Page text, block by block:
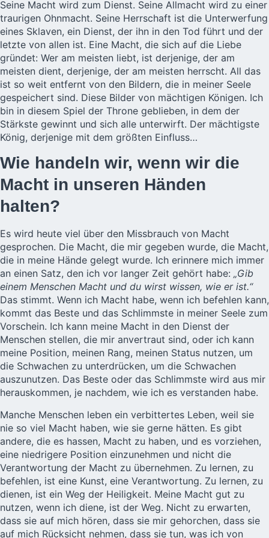
Seine Macht wird zum Dienst. Seine Allmacht wird zu einer
traurigen Ohnmacht. Seine Herrschaft ist die Unterwerfung
eines Sklaven, ein Dienst, der ihn in den Tod führt und der
letzte von allen ist. Eine Macht, die sich auf die Liebe
gründet: Wer am meisten liebt, ist derjenige, der am
meisten dient, derjenige, der am meisten herrscht. All das
ist so weit entfernt von den Bildern, die in meiner Seele
gespeichert sind. Diese Bilder von mächtigen Königen. Ich
bin in diesem Spiel der Throne geblieben, in dem der
Stärkste gewinnt und sich alle unterwirft. Der mächtigste
König, derjenige mit dem größten Einfluss…
Wie handeln wir, wenn wir die
Macht in unseren Händen
halten?
Es wird heute viel über den Missbrauch von Macht
gesprochen. Die Macht, die mir gegeben wurde, die Macht,
die in meine Hände gelegt wurde. Ich erinnere mich immer
an einen Satz, den ich vor langer Zeit gehört habe: „Gib
einem Menschen Macht und du wirst wissen, wie er ist.“
Das stimmt. Wenn ich Macht habe, wenn ich befehlen kann,
kommt das Beste und das Schlimmste in meiner Seele zum
Vorschein. Ich kann meine Macht in den Dienst der
Menschen stellen, die mir anvertraut sind, oder ich kann
meine Position, meinen Rang, meinen Status nutzen, um
die Schwachen zu unterdrücken, um die Schwachen
auszunutzen. Das Beste oder das Schlimmste wird aus mir
herauskommen, je nachdem, wie ich es verstanden habe.
Manche Menschen leben ein verbittertes Leben, weil sie
nie so viel Macht haben, wie sie gerne hätten. Es gibt
andere, die es hassen, Macht zu haben, und es vorziehen,
eine niedrigere Position einzunehmen und nicht die
Verantwortung der Macht zu übernehmen. Zu lernen, zu
befehlen, ist eine Kunst, eine Verantwortung. Zu lernen, zu
dienen, ist ein Weg der Heiligkeit. Meine Macht gut zu
nutzen, wenn ich diene, ist der Weg. Nicht zu erwarten,
dass sie auf mich hören, dass sie mir gehorchen, dass sie
auf mich Rücksicht nehmen, dass sie tun, was ich von